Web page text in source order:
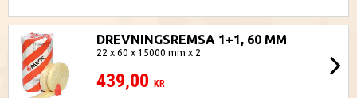
DREVNINGSREMSA 1+1, 60 MM
22 x 60 x 15000 mm x 2
439,00 KR